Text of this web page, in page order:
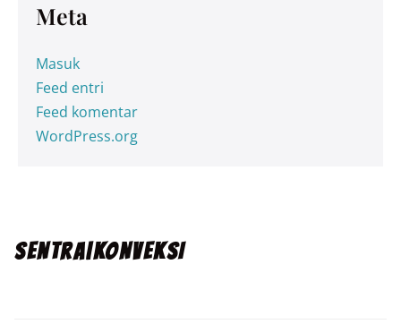
Meta
Masuk
Feed entri
Feed komentar
WordPress.org
SENTRA|KONVEKSI